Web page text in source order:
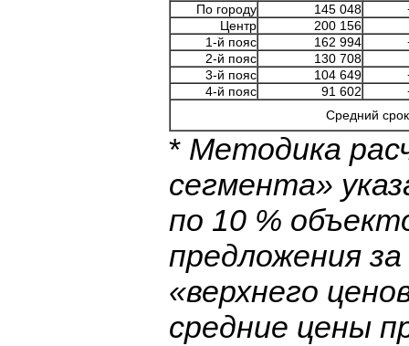
По городу
145 048
Центр
200 156
1-й пояс
162 994
2-й пояс
130 708
3-й пояс
104 649
4-й пояс
91 602
Средний
* Методика
сегмента»
по 10 %
предложения за
«верхнего
средние цены